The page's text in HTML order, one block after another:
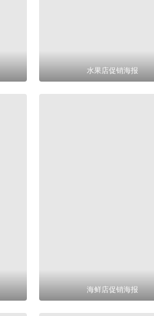
水果店促销海报
海鲜店促销海报